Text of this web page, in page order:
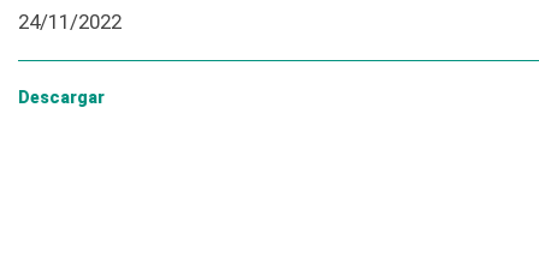
24/11/2022
Descargar